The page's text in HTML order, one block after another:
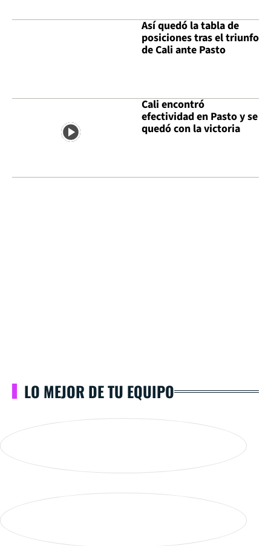
Así quedó la tabla de
posiciones tras el triunfo
de Cali ante Pasto
Cali encontró
efectividad en Pasto y se
quedó con la victoria
LO MEJOR DE TU EQUIPO